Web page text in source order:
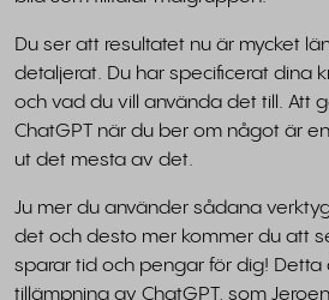
Du ser att resultatet nu är mycket
detaljerat. Du har specificerat dina
och vad du vill använda det till. Att
ChatGPT när du ber om något är
ut det mesta av det.
Ju mer du använder sådana
det och desto mer kommer du att
sparar tid och pengar för dig! Detta
tillämpning av ChatGPT, som